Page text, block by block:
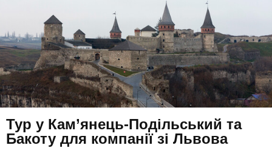
Тур у Кам’янець-Подільський та
Бакоту для компанії зі Львова